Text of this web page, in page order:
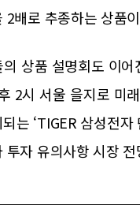
배로 추종하는 상품
상품 설명회도 이
2시 서울 을지로 미
는 ‘TIGER 삼성전자
투자 유의사항 시장